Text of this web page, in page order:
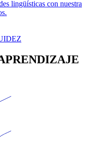
lingüísticas con nuestra